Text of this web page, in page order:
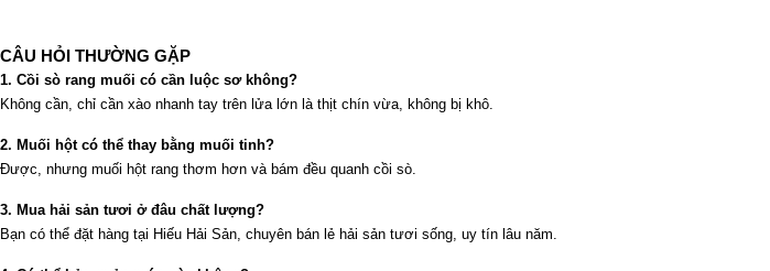
CÂU HỎI THƯỜNG GẶP
1. Cồi sò rang muối có cần luộc sơ không?
Không cần, chỉ cần xào nhanh tay trên lửa lớn là thịt chín vừa, không bị khô.
2. Muối hột có thể thay bằng muối tinh?
Được, nhưng muối hột rang thơm hơn và bám đều quanh cồi sò.
3. Mua hải sản tươi ở đâu chất lượng?
Bạn có thể đặt hàng tại Hiếu Hải Sản, chuyên bán lẻ hải sản tươi sống, uy tín lâu năm.